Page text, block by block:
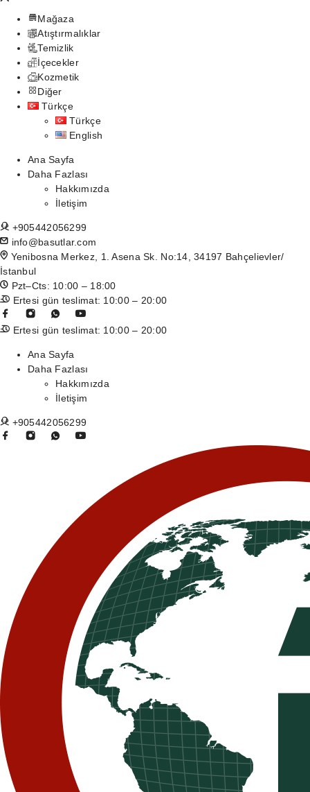
Mağaza
Atıştırmalıklar
Temizlik
İçecekler
Kozmetik
Diğer
Türkçe
Türkçe
English
Ana Sayfa
Daha Fazlası
Hakkımızda
İletişim
+905442056299
info@basutlar.com
Yenibosna Merkez, 1. Asena Sk. No:14, 34197 Bahçelievler/
İstanbul
Pzt–Cts: 10:00 – 18:00
Ertesi gün teslimat: 10:00 – 20:00
Ertesi gün teslimat: 10:00 – 20:00
Ana Sayfa
Daha Fazlası
Hakkımızda
İletişim
+905442056299